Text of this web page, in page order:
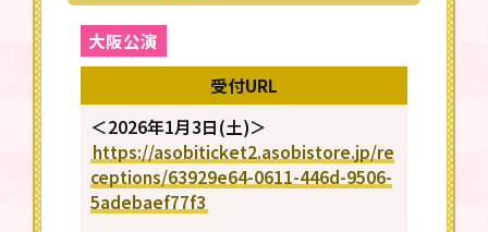
大阪公演
受付URL
＜2026年1月3日(土)＞
https://asobiticket2.asobistore.jp/re
ceptions/63929e64-0611-446d-9506-
5adebaef77f3